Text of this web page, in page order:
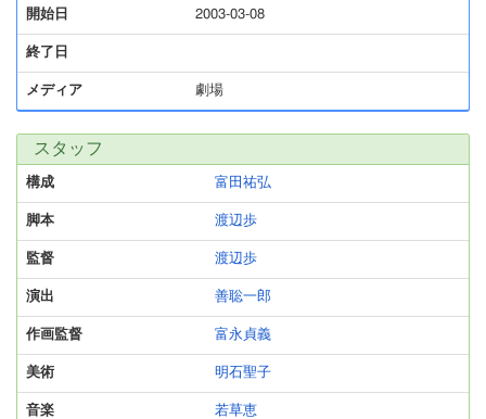
開始日 2003-03-08
終了日
メディア 劇場
スタッフ
構成 富田祐弘
脚本 渡辺歩
監督 渡辺歩
演出 善聡一郎
作画監督 富永貞義
美術 明石聖子
音楽 若草恵